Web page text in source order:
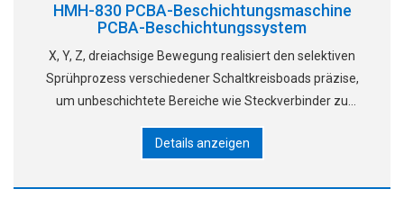
HMH-830 PCBA-Beschichtungsmaschine
PCBA-Beschichtungssystem
X, Y, Z, dreiachsige Bewegung realisiert den selektiven
Sprühprozess verschiedener Schaltkreisboads präzise,
um unbeschichtete Bereiche wie Steckverbinder zu
Details anzeigen